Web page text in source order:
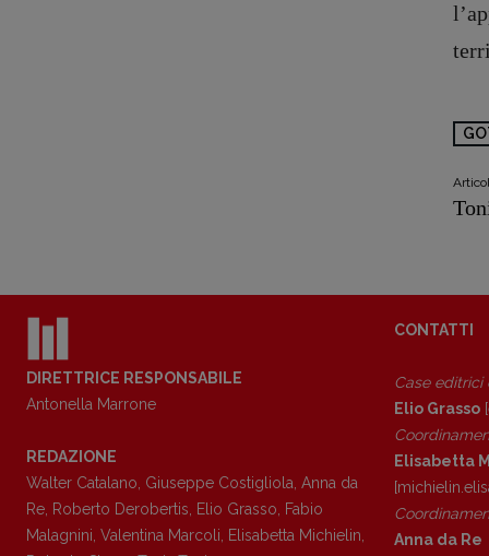
DIRETTRICE RESPONSABILE
Antonella Marrone
REDAZIONE
Walter Catalano Giuseppe Costigliola Anna da
Re Roberto Derobertis Elio Grasso
Fabio
Malagnini Valentina Marcoli Elisabetta Michielin
CONTATTI
Case editrici
Elio Grasso
Elisabetta
Anna da Re